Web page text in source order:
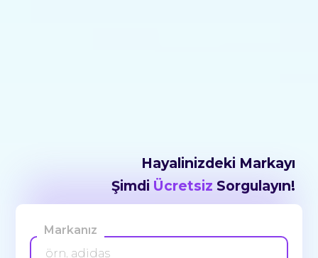
Hayalinizdeki Markayı
Şimdi Ücretsiz Sorgulayın!
Markanız